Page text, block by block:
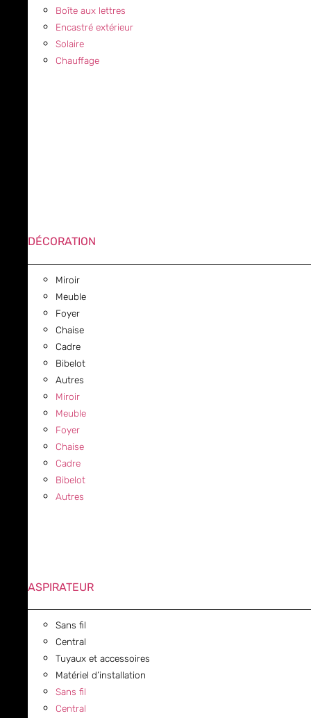
Boîte aux lettres
Encastré extérieur
Solaire
Chauffage
DÉCORATION
Miroir
Meuble
Foyer
Chaise
Cadre
Bibelot
Autres
Miroir
Meuble
Foyer
Chaise
Cadre
Bibelot
Autres
ASPIRATEUR
Sans fil
Central
Tuyaux et accessoires
Matériel d’installation
Sans fil
Central